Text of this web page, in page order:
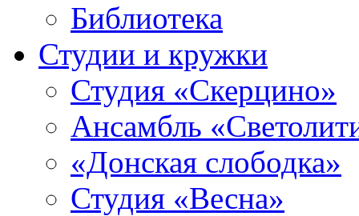
Библиотека
Студии и кружки
Студия «Скерцино»
Ансамбль
«Донская слободка»
Студия «Весна»